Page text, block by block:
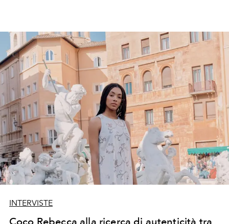
INTERVISTE
Coco Rebecca alla ricerca di autenticità tra